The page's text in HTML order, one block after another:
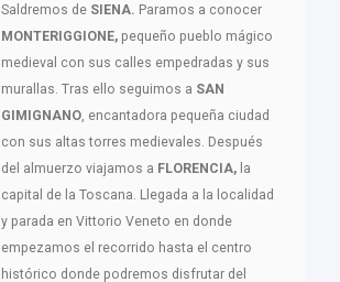
Saldremos de SIENA. Paramos a conocer
MONTERIGGIONE, pequeño pueblo mágico
medieval con sus calles empedradas y sus
murallas. Tras ello seguimos a SAN
GIMIGNANO , encantadora pequeña ciudad
con sus altas torres medievales. Después
del almuerzo viajamos a FLORENCIA, la
capital de la Toscana. Llegada a la localidad
y parada en Vittorio Veneto en donde
empezamos el recorrido hasta el centro
histórico donde podremos disfrutar del